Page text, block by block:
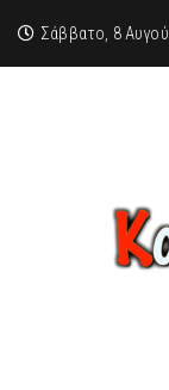
Σάββατο, 8